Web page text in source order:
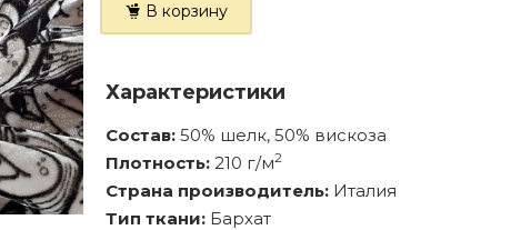
В корзину
Характеристики
Состав: 50% шелк, 50% вискоза
Плотность: 210 г/м2
Страна производитель: Италия
Тип ткани: Бархат